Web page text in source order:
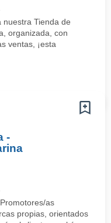
nuestra Tienda de
organizada, con
ventas, ¡esta
-
as
propias, orientados